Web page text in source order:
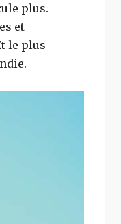
plus.
et
le plus